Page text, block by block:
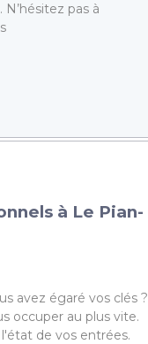
pas à
à Le Pian-
avez égaré vos clés ?
occuper au plus vite.
de vos entrées.